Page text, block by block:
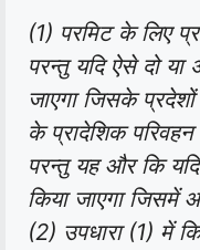
(1) परमिट के लिए
परन्तु यदि ऐसे दो
जाएगा जिसके
के प्रादेशिक
परन्तु यह और कि
किया जाएगा जिसमें
(2) उपधारा (1) में